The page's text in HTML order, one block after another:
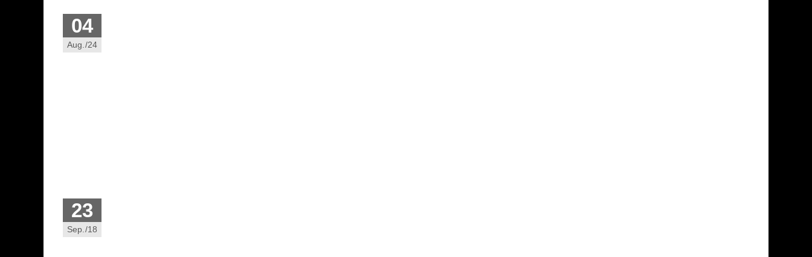
04
Aug./24
23
Sep./18